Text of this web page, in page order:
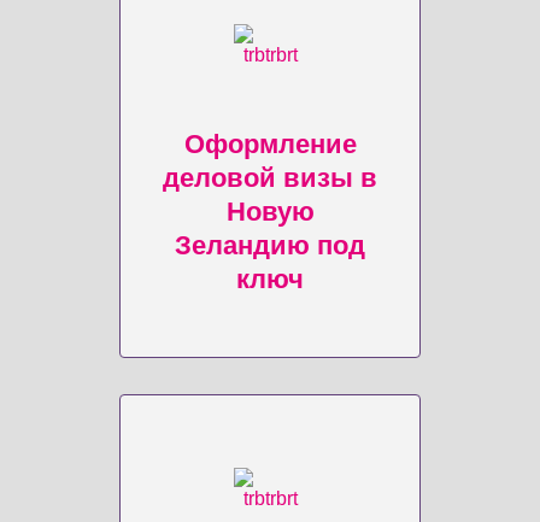
Оформление
деловой визы в
Новую
Зеландию под
ключ